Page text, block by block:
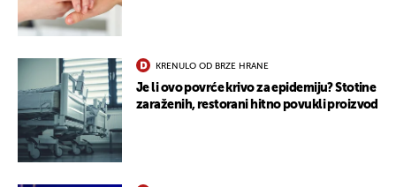
KRENULO OD BRZE HRANE
Je li ovo povrće krivo za epidemiju? Stotine
zaraženih, restorani hitno povukli proizvod